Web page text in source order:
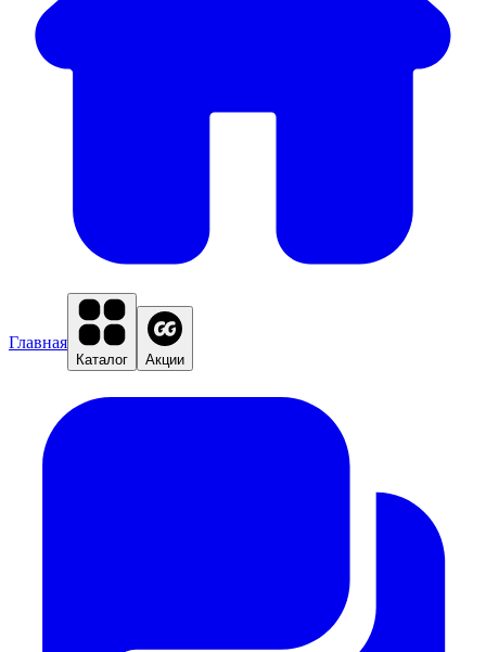
Главная
Каталог Акции